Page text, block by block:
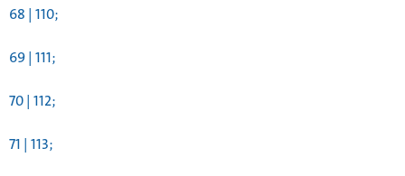
68 | 110;
69 | 111;
70 | 112;
71 | 113;